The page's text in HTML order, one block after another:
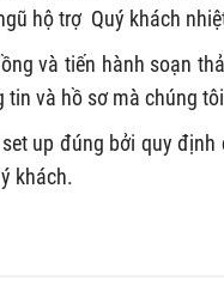
hộ trợ Quý khách
và tiến hành soạn
tin và hồ sơ mà chúng
up đúng bởi quy
khách.